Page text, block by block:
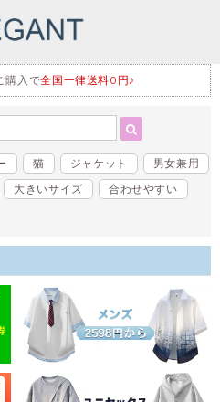
購入で全国一律送料0円♪
猫 ジャケット
男女兼用
大きいサイズ
合わせやすい